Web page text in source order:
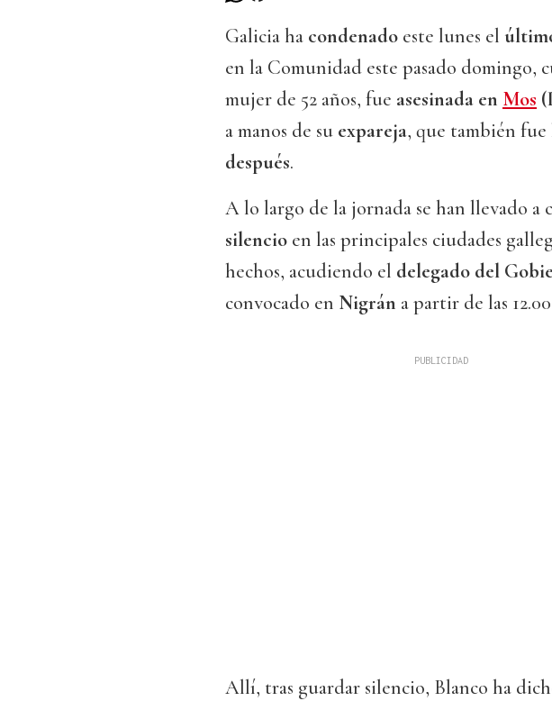
Galicia ha condenado este lunes el
en la Comunidad este pasado domingo,
mujer de 52 años, fue asesinada en Mos
a manos de su expareja, que también fue
después.
A lo largo de la jornada se han llevado a
silencio en las principales ciudades
hechos, acudiendo el delegado del
convocado en Nigrán a partir de las
Allí, tras guardar silencio, Blanco ha